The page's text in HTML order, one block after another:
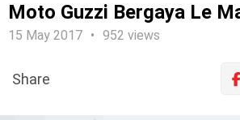
Moto Guzzi Bergaya Le
15 May 2017 952 views
Share